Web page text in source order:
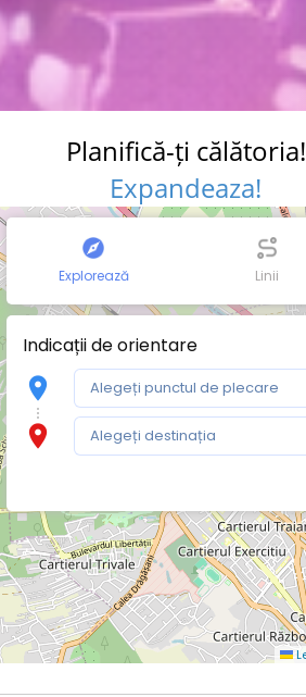
Planifică-ți călătoria!
Expandeaza!